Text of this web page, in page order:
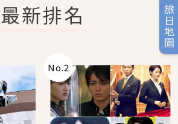
旅日地圖
最新排名
No.2